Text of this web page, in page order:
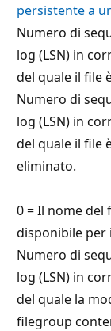
persistente a
Numero di
log (LSN) in
del quale il file
Numero di
log (LSN) in
del quale il file
eliminato.
0 = Il nome del
disponibile per
Numero di
log (LSN) in
del quale la
filegroup